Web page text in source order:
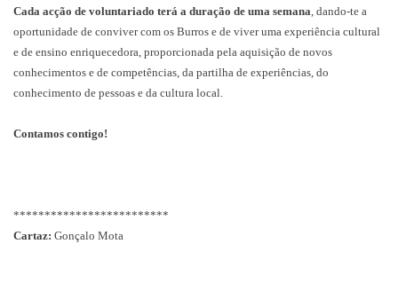
Cada acção de voluntariado terá a duração de uma semana, dando-te a
oportunidade de conviver com os Burros e de viver uma experiência cultural
e de ensino enriquecedora, proporcionada pela aquisição de novos
conhecimentos e de competências, da partilha de experiências, do
conhecimento de pessoas e da cultura local.
Contamos contigo!
*************************
Cartaz: Gonçalo Mota